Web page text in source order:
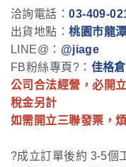
洽詢電話：03-409-
出貨地點：桃園市龍
LINE@： @jiage
FB粉絲專頁?： 佳格
公司合法經營，必開
稅金另計
如需開立三聯發票，
?成立訂單後約 3-5個